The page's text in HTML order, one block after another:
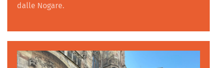
dalle Nogare.